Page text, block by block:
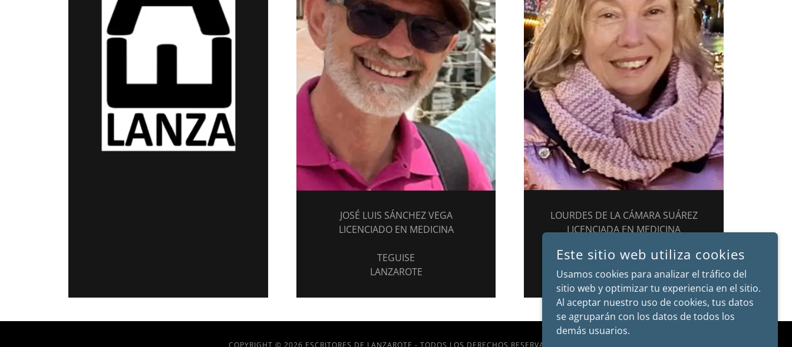
JOSÉ LUIS SÁNCHEZ VEGA
LICENCIADO EN MEDICINA
TEGUISE
LANZAROTE
LOURDES DE LA CÁMARA SUÁREZ
LICENCIADA EN MEDICINA
TEGUISE
LANZAROTE
COPYRIGHT © 2026 ESCRITORES DE LANZAROTE - TODOS LOS DERECHOS RESERVADOS.
Este sitio web utiliza cookies
Usamos cookies para analizar el tráfico del
sitio web y optimizar tu experiencia en el sitio.
Al aceptar nuestro uso de cookies, tus datos
se agruparán con los datos de todos los
demás usuarios.